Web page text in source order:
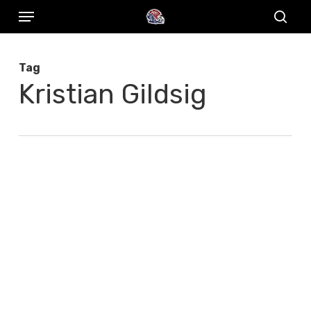
Skip
content
Menu
Tag
Kristian Gildsig